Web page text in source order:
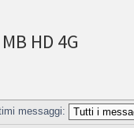
HD 4G
messaggi: